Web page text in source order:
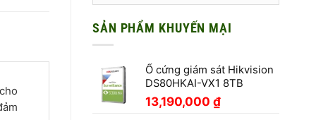
SẢN PHẨM KHUYẾN MẠI
Ổ cứng giám sát Hikvision
DS80HKAI-VX1 8TB
13,190,000 ₫